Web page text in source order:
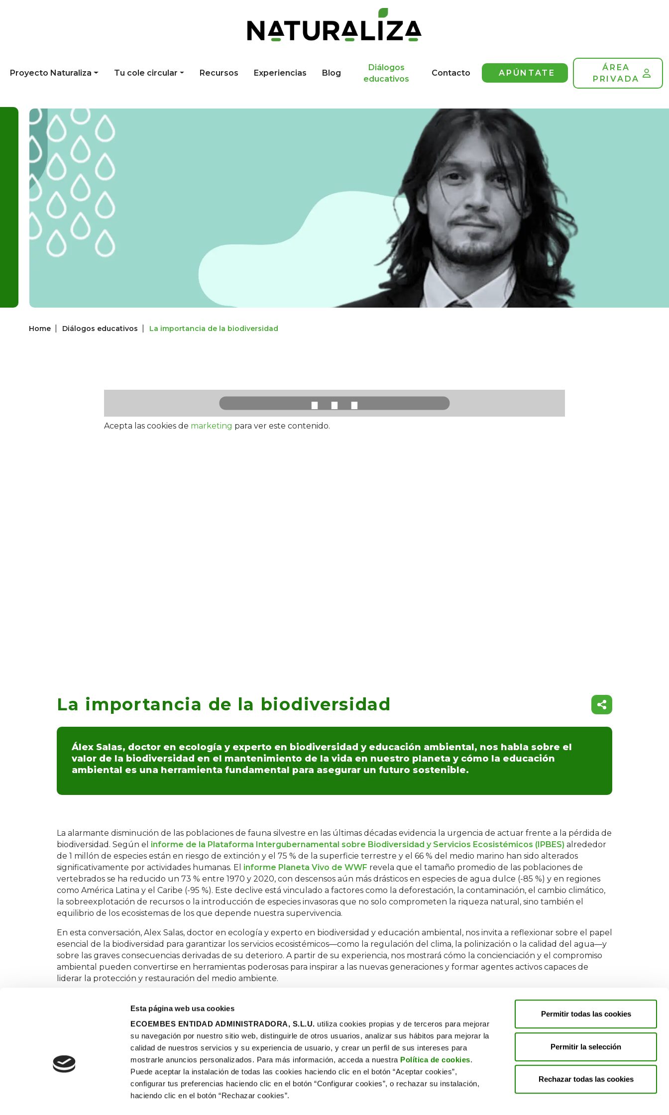
Esta página web usa cookies
ECOEMBES ENTIDAD ADMINISTRADORA, S.L.U. utiliza cookies propias y de terceros para mejorar
su navegación por nuestro sitio web, distinguirle de otros usuarios, analizar sus hábitos para mejorar la
calidad de nuestros servicios y su experiencia de usuario, y crear un perfil de sus intereses para
mostrarle anuncios personalizados. Para más información, acceda a nuestra Política de cookies.
Puede aceptar la instalación de todas las cookies haciendo clic en el botón “Aceptar cookies”,
configurar tus preferencias haciendo clic en el botón “Configurar cookies”, o rechazar su instalación,
haciendo clic en el botón “Rechazar cookies”.
Permitir todas las cookies
Permitir la selección
Rechazar todas las cookies
Proyecto Naturaliza Tu cole circular Recursos Experiencias Blog
Diálogos
educativos
Contacto APÚNTATE
ÁREA
PRIVADA
Home Diálogos educativos La importancia de la biodiversidad
⋯
Acepta las cookies de marketing para ver este contenido.
La importancia de la biodiversidad
Álex Salas, doctor en ecología y experto en biodiversidad y educación ambiental, nos habla sobre el
valor de la biodiversidad en el mantenimiento de la vida en nuestro planeta y cómo la educación
ambiental es una herramienta fundamental para asegurar un futuro sostenible.
La alarmante disminución de las poblaciones de fauna silvestre en las últimas décadas evidencia la urgencia de actuar frente a la pérdida de
biodiversidad. Según el informe de la Plataforma Intergubernamental sobre Biodiversidad y Servicios Ecosistémicos (IPBES) alrededor
de 1 millón de especies están en riesgo de extinción y el 75 % de la superficie terrestre y el 66 % del medio marino han sido alterados
significativamente por actividades humanas. El informe Planeta Vivo de WWF revela que el tamaño promedio de las poblaciones de
vertebrados se ha reducido un 73 % entre 1970 y 2020, con descensos aún más drásticos en especies de agua dulce (-85 %) y en regiones
como América Latina y el Caribe (-95 %). Este declive está vinculado a factores como la deforestación, la contaminación, el cambio climático,
la sobreexplotación de recursos o la introducción de especies invasoras que no solo comprometen la riqueza natural, sino también el
equilibrio de los ecosistemas de los que depende nuestra supervivencia.
En esta conversación, Alex Salas, doctor en ecología y experto en biodiversidad y educación ambiental, nos invita a reflexionar sobre el papel
esencial de la biodiversidad para garantizar los servicios ecosistémicos—como la regulación del clima, la polinización o la calidad del agua—y
sobre las graves consecuencias derivadas de su deterioro. A partir de su experiencia, nos mostrará cómo la concienciación y el compromiso
ambiental pueden convertirse en herramientas poderosas para inspirar a las nuevas generaciones y formar agentes activos capaces de
liderar la protección y restauración del medio ambiente.
Qué es Naturaliza
Recursos
Tu cole circular
Experiencias
Blog
Diálogos
educativos